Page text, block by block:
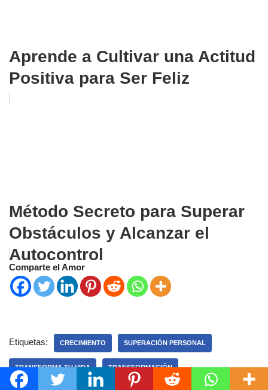
Aprende a Cultivar una Actitud
Positiva para Ser Feliz
Método Secreto para Superar
Obstáculos y Alcanzar el
Autocontrol
Comparte el Amor
Etiquetas: CRECIMIENTO SUPERACIÓN PERSONAL
TRANSFORMA TU VIDA TRANSFORMACIÓN